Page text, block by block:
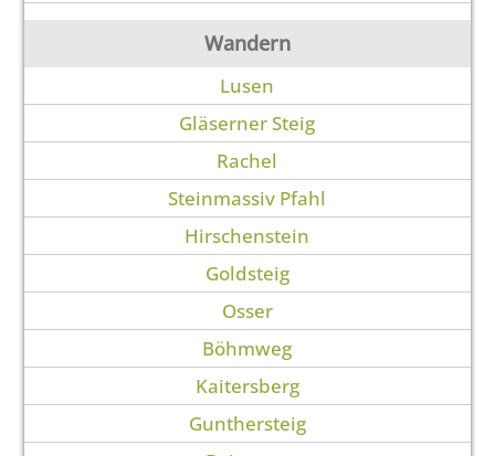
Wandern
Lusen
Gläserner Steig
Rachel
Steinmassiv Pfahl
Hirschenstein
Goldsteig
Osser
Böhmweg
Kaitersberg
Gunthersteig